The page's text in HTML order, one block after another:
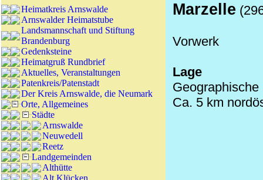
Heimatkreis Arnswalde
Arnswalder Heimatstube
Landsmannschaft und Stiftung
Brandenburg
Gedenksteine
Heimatgruß Rundbrief
Aktuelles, Veranstaltungen
Patenkreis/Patenstadt
Der Kreis Arnswalde, die Neumark
Orte, Allgemeines
Städte
Arnswalde
Neuwedell
Reetz
Landgemeinden
Althütte
Alt Klücken
Marzelle
Vorwerk
Lage
Geographische
Ca. 5 km